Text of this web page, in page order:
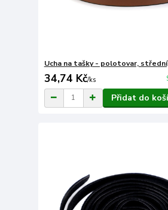
Ucha na tašky - polotovar,
34,74 Kč/ks
Přidat do